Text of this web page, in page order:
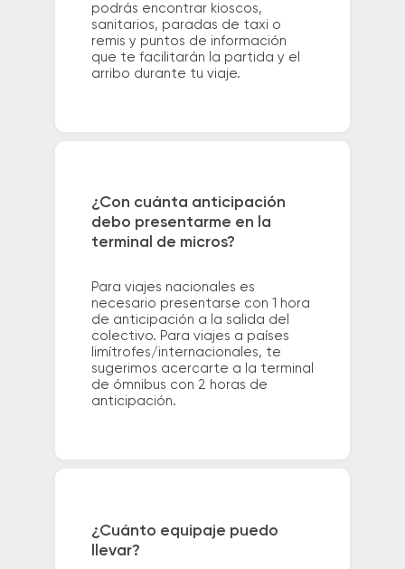
podrás encontrar kioscos,
sanitarios, paradas de taxi o
remis y puntos de información
que te facilitarán la partida y el
arribo durante tu viaje.
¿Con cuánta anticipación
debo presentarme en la
terminal de micros?
Para viajes nacionales es
necesario presentarse con 1 hora
de anticipación a la salida del
colectivo. Para viajes a países
limítrofes/internacionales, te
sugerimos acercarte a la terminal
de ómnibus con 2 horas de
anticipación.
¿Cuánto equipaje puedo
llevar?